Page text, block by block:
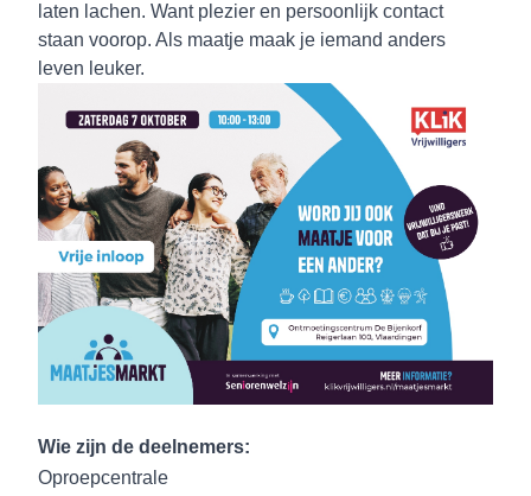
laten lachen. Want plezier en persoonlijk contact
staan voorop. Als maatje maak je iemand anders
leven leuker.
Wie zijn de deelnemers:
Oproepcentrale